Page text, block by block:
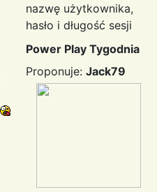
nazwę użytkownika,
hasło i długość sesji
Power Play Tygodnia
Proponuje: Jack79